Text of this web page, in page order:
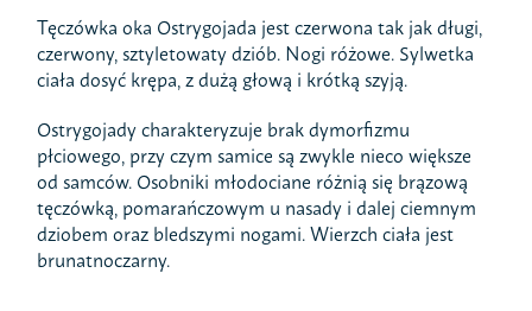
Tęczówka oka Ostrygojada jest czerwona tak jak długi,
czerwony, sztyletowaty dziób. Nogi różowe. Sylwetka
ciała dosyć krępa, z dużą głową i krótką szyją.
Ostrygojady charakteryzuje brak dymorfizmu
płciowego, przy czym samice są zwykle nieco większe
od samców. Osobniki młodociane różnią się brązową
tęczówką, pomarańczowym u nasady i dalej ciemnym
dziobem oraz bledszymi nogami. Wierzch ciała jest
brunatnoczarny.